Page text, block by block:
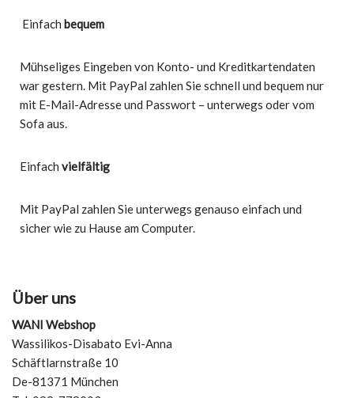
Einfach bequem
Mühseliges Eingeben von Konto- und Kreditkartendaten
war gestern. Mit PayPal zahlen Sie schnell und bequem nur
mit E-Mail-Adresse und Passwort – unterwegs oder vom
Sofa aus.
Einfach vielfältig
Mit PayPal zahlen Sie unterwegs genauso einfach und
sicher wie zu Hause am Computer.
Über uns
WANI Webshop
Wassilikos-Disabato Evi-Anna
Schäftlarnstraße 10
De-81371 München